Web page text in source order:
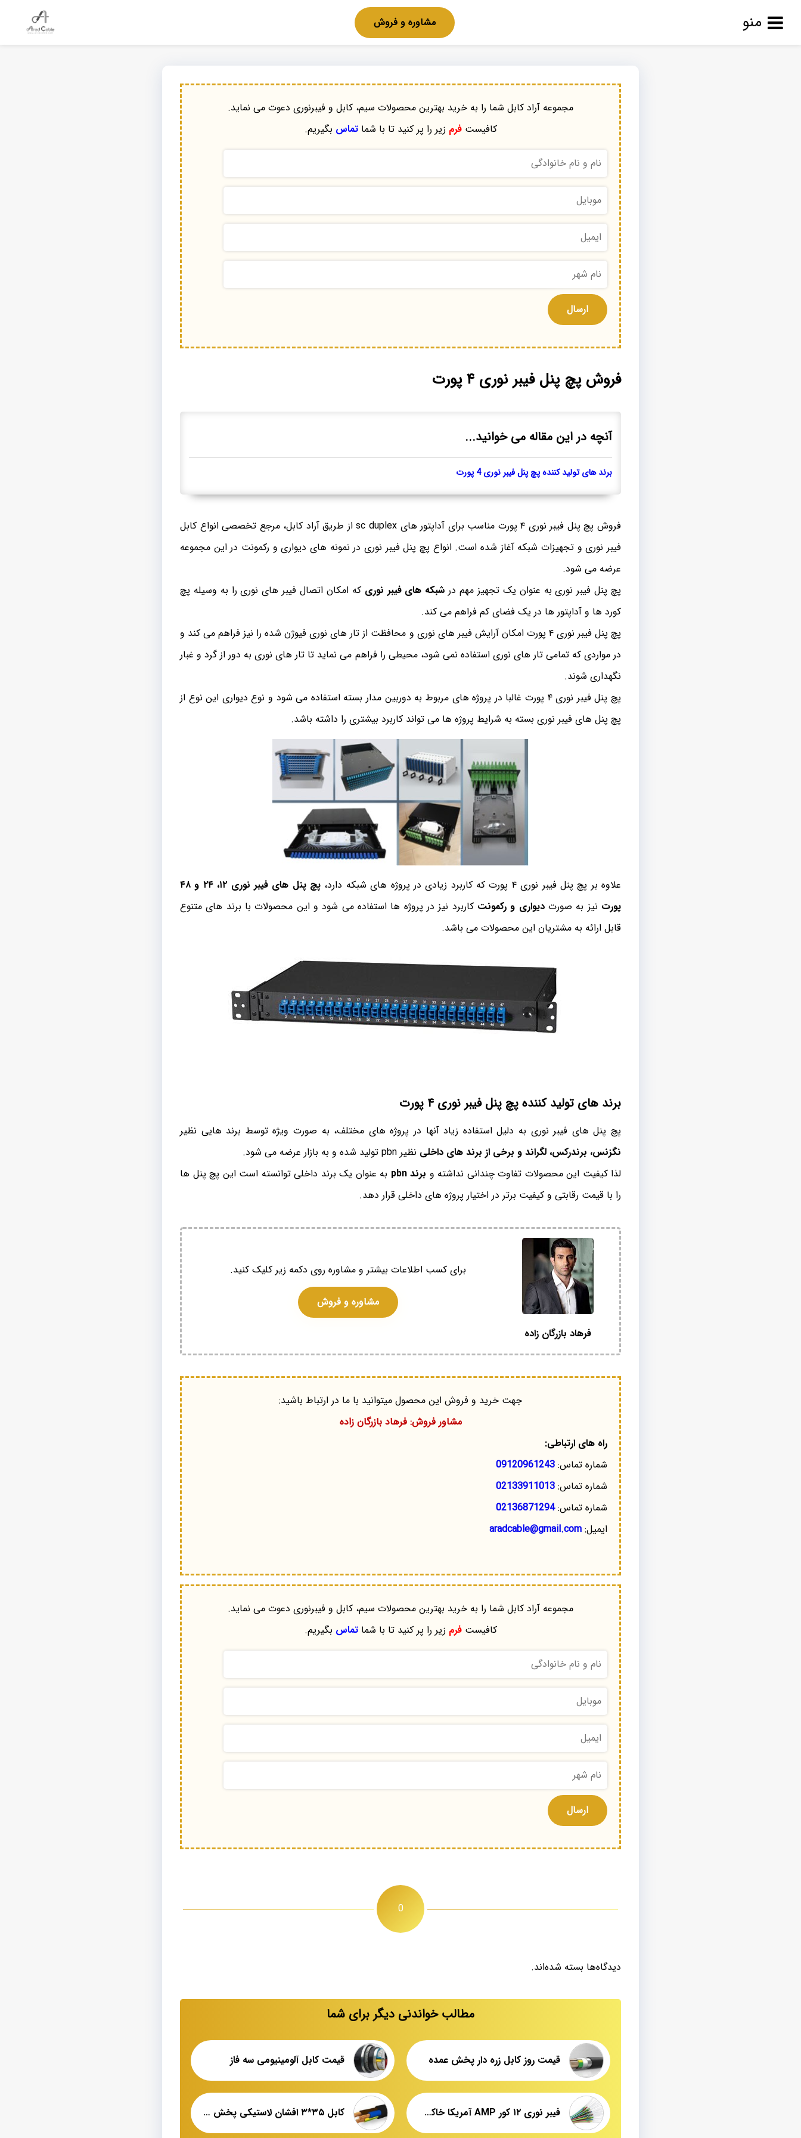
منو مشاوره و فروش
مجموعه آراد کابل شما را به خرید بهترین محصولات سیم، کابل و فیبرنوری دعوت می نماید.
کافیستفرم زیر را پر کنید تا با شماتماس بگیریم.
فروش پچ پنل فیبر نوری ۴ پورت
آنچه در این مقاله می خوانید...
برند های تولید کننده پچ پنل فیبر نوری 4 پورت
فروش پچ پنل فیبر نوری ۴ پورت مناسب برای آداپتور های sc duplex از طریق آراد کابل، مرجع تخصصی انواع کابل
فیبر نوری و تجهیزات شبکه آغاز شده است. انواع پچ پنل فیبر نوری در نمونه های دیواری و رکمونت در این مجموعه
عرضه می شود.
پچ پنل فیبر نوری به عنوان یک تجهیز مهم در شبکه های فیبر نوری که امکان اتصال فیبر های نوری را به وسیله پچ
کورد ها و آداپتور ها در یک فضای کم فراهم می کند.
پچ پنل فیبر نوری ۴ پورت امکان آرایش فیبر های نوری و محافظت از تار های نوری فیوژن شده را نیز فراهم می کند و
در مواردی که تمامی تار های نوری استفاده نمی شود، محیطی را فراهم می نماید تا تار های نوری به دور از گرد و غبار
نگهداری شوند.
پچ پنل فیبر نوری ۴ پورت غالبا در پروژه های مربوط به دوربین مدار بسته استفاده می شود و نوع دیواری این نوع از
پچ پنل های فیبر نوری بسته به شرایط پروژه ها می تواند کاربرد بیشتری را داشته باشد.
علاوه بر پچ پنل فیبر نوری ۴ پورت که کاربرد زیادی در پروژه های شبکه دارد،
پچ پنل های فیبر نوری ۱۲، ۲۴ و ۴۸
پورت نیز به صورتدیواری و رکمونت کاربرد نیز در پروژه ها استفاده می شود و این محصولات با برند های متنوع
قابل ارائه به مشتریان این محصولات می باشد.
برند های تولید کننده پچ پنل فیبر نوری ۴ پورت
پچ پنل های فیبر نوری به دلیل استفاده زیاد آنها در پروژه های مختلف، به صورت ویژه توسط برند هایی نظیر
نگزنس، برندرکس، لگراند و برخی از برند های داخلی نظیر pbn تولید شده و به بازار عرضه می شود.
لذا کیفیت این محصولات تفاوت چندانی نداشته و برند pbn
به عنوان یک برند داخلی توانسته است این پچ پنل ها
را با قیمت رقابتی و کیفیت برتر در اختیار پروژه های داخلی قرار دهد.
فرهاد بازرگان زاده
برای کسب اطلاعات بیشتر و مشاوره روی دکمه زیر کلیک کنید.
مشاوره و فروش
جهت خرید و فروش این محصول میتوانید با ما در ارتباط باشید:
مشاور فروش: فرهاد بازرگان زاده
راه های ارتباطی:
شماره تماس: 09120961243
شماره تماس: 02133911013
شماره تماس:02136871294
ایمیل: aradcable@gmail.com
مجموعه آراد کابل شما را به خرید بهترین محصولات سیم، کابل و فیبرنوری دعوت می نماید.
کافیستفرم زیر را پر کنید تا با شماتماس بگیریم.
0
دیدگاه‌ها بسته شده‌اند.
مطالب خواندنی دیگر برای شما
قیمت روز کابل زره دار پخش عمده قیمت کابل آلومینیومی سه فاز
فیبر نوری ۱۲ کور AMP آمریکا خاکی OUTDOOR نمایندگی تهران کابل ۳۵*۳ افشان لاستیکی پخش عمده شیراز